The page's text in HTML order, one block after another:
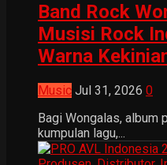
Band Rock
Musisi Rock
Warna
Music Jul 31, 2026 0
Bagi Wongalas, album
kumpulan lagu,...